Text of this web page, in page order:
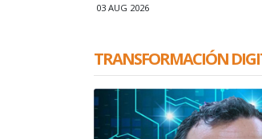
03 AUG 2026
TRANSFORMACIÓN